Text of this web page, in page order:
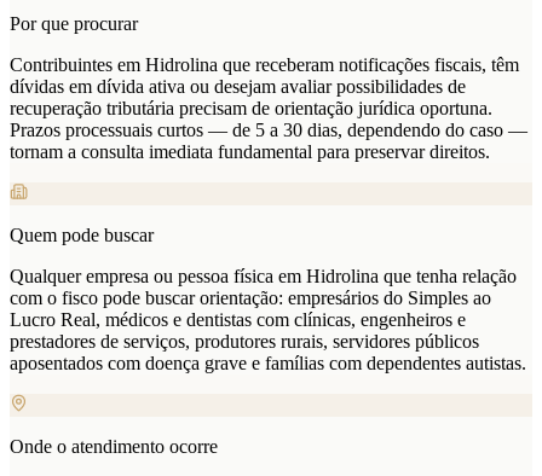
Por que procurar
Contribuintes em Hidrolina que receberam notificações fiscais, têm
dívidas em dívida ativa ou desejam avaliar possibilidades de
recuperação tributária precisam de orientação jurídica oportuna.
Prazos processuais curtos — de 5 a 30 dias, dependendo do caso —
tornam a consulta imediata fundamental para preservar direitos.
Quem pode buscar
Qualquer empresa ou pessoa física em Hidrolina que tenha relação
com o fisco pode buscar orientação: empresários do Simples ao
Lucro Real, médicos e dentistas com clínicas, engenheiros e
prestadores de serviços, produtores rurais, servidores públicos
aposentados com doença grave e famílias com dependentes autistas.
Onde o atendimento ocorre